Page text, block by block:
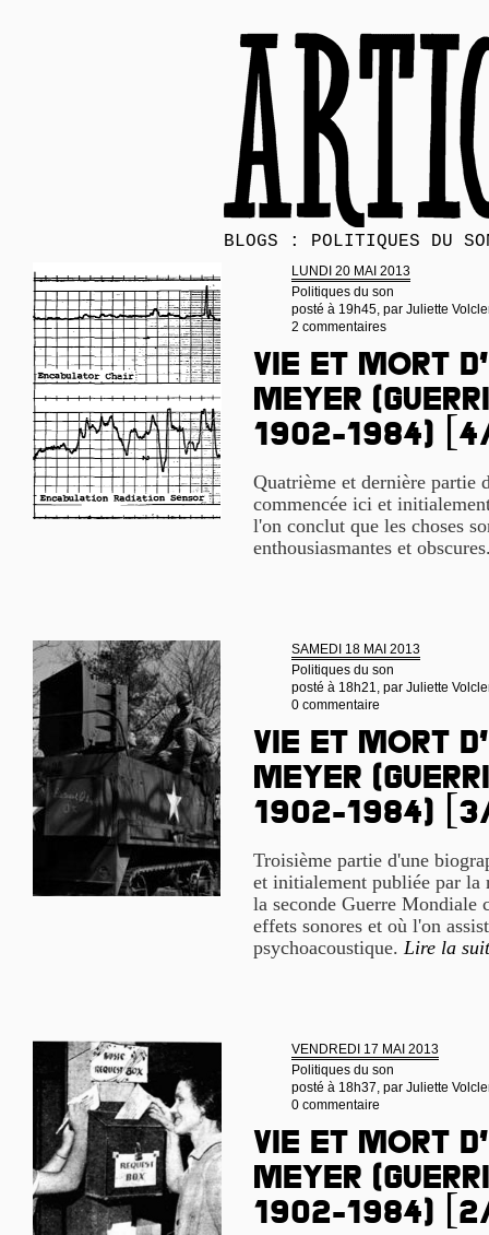
BLOGS : POLITIQUES DU
LUNDI 20 MAI 2013
Politiques du son
posté à 19h45, par Juliette
2 commentaires
Vie et mort
Meyer
1902-1984)
Quatrième et dernière partie
commencée ici et
l'on conclut que les choses
enthousiasmantes et
SAMEDI 18 MAI 2013
Politiques du son
posté à 18h21, par Juliette
0 commentaire
Vie et mort
Meyer
1902-1984)
Troisième partie d'une
et initialement publiée par la
la seconde Guerre Mondiale
effets sonores et où l'on
psychoacoustique. Lire la
VENDREDI 17 MAI 2013
Politiques du son
posté à 18h37, par Juliette
0 commentaire
Vie et mort
Meyer
1902-1984)